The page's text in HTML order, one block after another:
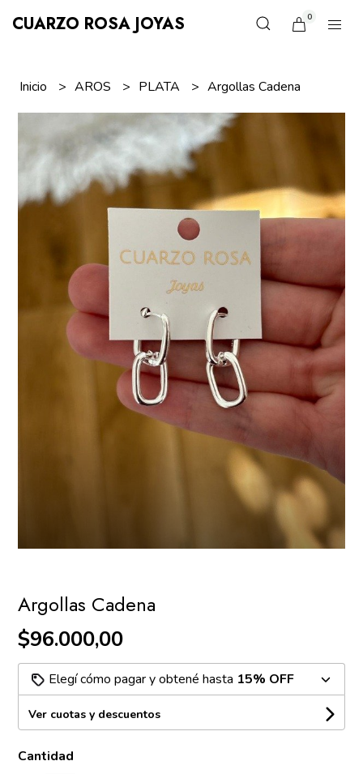
CUARZO ROSA JOYAS 0
Inicio AROS PLATA Argollas Cadena
Argollas Cadena
$96.000,00
Elegí cómo pagar y obtené hasta 15% OFF
Ver cuotas y descuentos
Cantidad